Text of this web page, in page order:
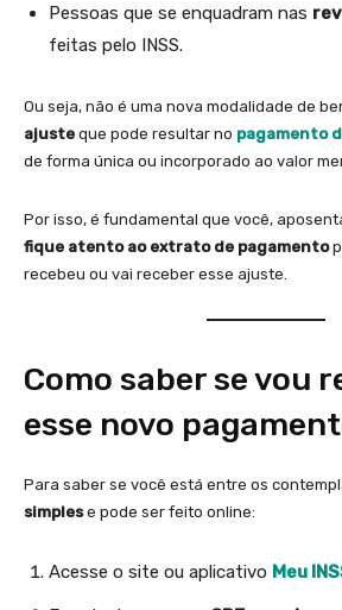
Pessoas que se enquadram nas
feitas pelo INSS.
Ou seja, não é uma nova modalidade de
ajuste que pode resultar no pagamento
de forma única ou incorporado ao valor
Por isso, é fundamental que você,
fique atento ao extrato de pagamento
recebeu ou vai receber esse ajuste.
Como saber se vou
esse novo
Para saber se você está entre os
simplese pode ser feito online:
Acesse o site ou aplicativo Meu